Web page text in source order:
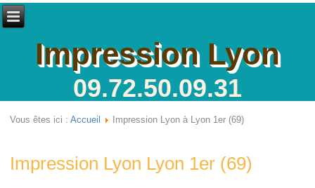
Impression Lyon
09.72.50.09.31
Vous êtes ici :Accueil Impression Lyon à Lyon 1er (69)
Impression Lyon Lyon 1er (69)